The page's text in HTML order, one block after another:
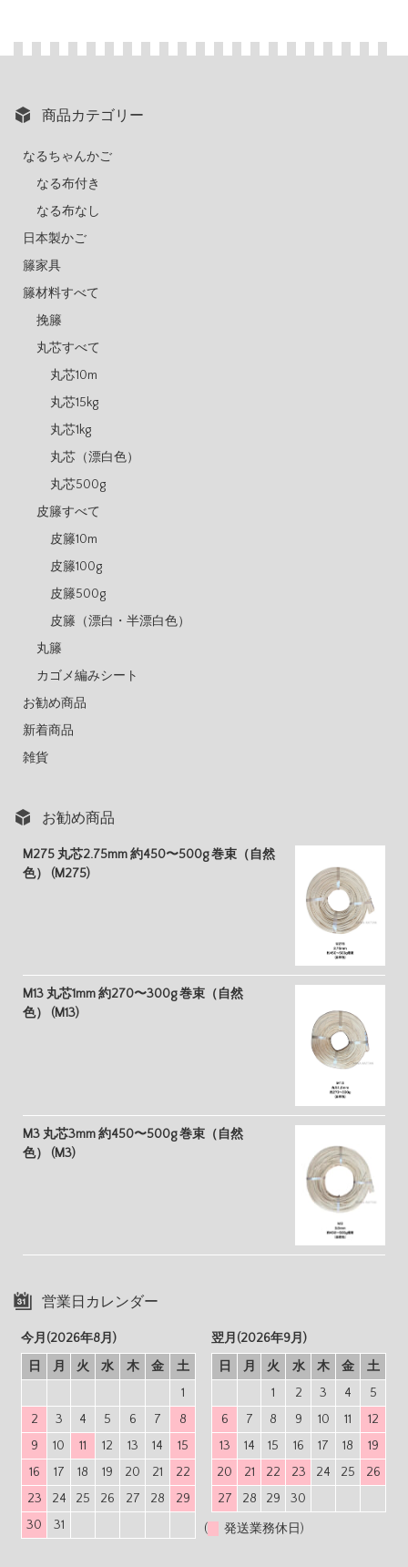
商品カテゴリー
なるちゃんかご
なる布付き
なる布なし
日本製かご
籐家具
籐材料すべて
挽籐
丸芯すべて
丸芯10m
丸芯15kg
丸芯1kg
丸芯（漂白色）
丸芯500g
皮籐すべて
皮籐10m
皮籐100g
皮籐500g
皮籐（漂白・半漂白色）
丸籐
カゴメ編みシート
お勧め商品
新着商品
雑貨
お勧め商品
M275 丸芯2.75mm 約450〜500g 巻束（自然
色） (M275)
M13 丸芯1mm 約270〜300g 巻束（自然
色） (M13)
M3 丸芯3mm 約450〜500g 巻束（自然
色） (M3)
営業日カレンダー
今月(2026年8月)
日
月 火 水 木 金
土
1
2
3 4 5 6 7
8
9
10 11 12 13 14
15
16
17 18 19 20 21
22
23
24 25 26 27 28
29
30
31
翌月(2026年9月)
日
月 火 水 木 金
土
1
2 3 4
5
6
7 8 9 10 11
12
13
14 15 16 17 18
19
20
21 22 23 24 25
26
27
28 29 30
( 発送業務休日)